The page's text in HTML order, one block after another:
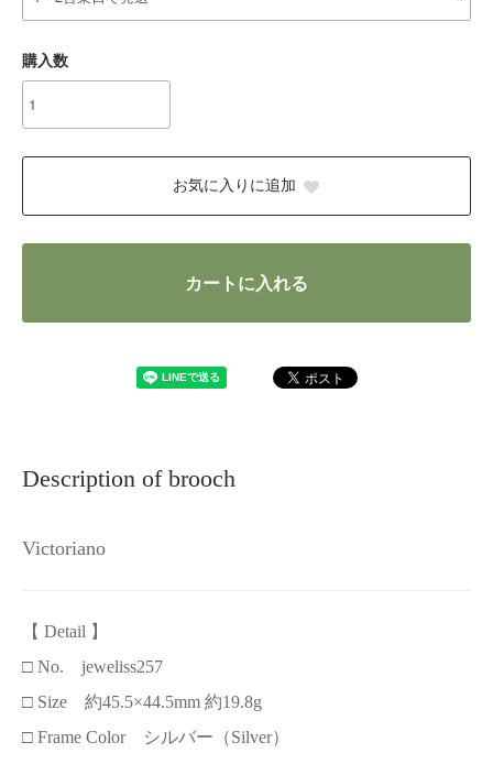
購入数
お気に入りに追加
カートに入れる
Description of brooch
Victoriano
【 Detail 】
□ No. jeweliss257
□ Size 約45.5×44.5mm 約19.8g
□ Frame Color シルバー（Silver）